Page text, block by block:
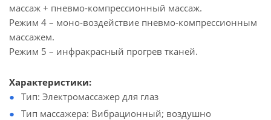
массаж + пневмо-компрессионный массаж.
Режим 4 – моно-воздействие пневмо-компрессионным
массажем.
Режим 5 – инфракрасный прогрев тканей.
Характеристики:
Тип: Электромассажер для глаз
Тип массажера: Вибрационный; воздушно